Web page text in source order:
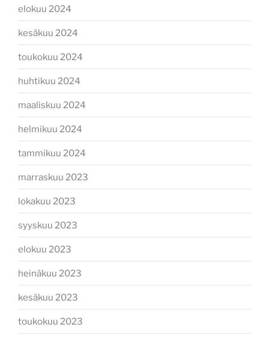
elokuu 2024
kesäkuu 2024
toukokuu 2024
huhtikuu 2024
maaliskuu 2024
helmikuu 2024
tammikuu 2024
marraskuu 2023
lokakuu 2023
syyskuu 2023
elokuu 2023
heinäkuu 2023
kesäkuu 2023
toukokuu 2023